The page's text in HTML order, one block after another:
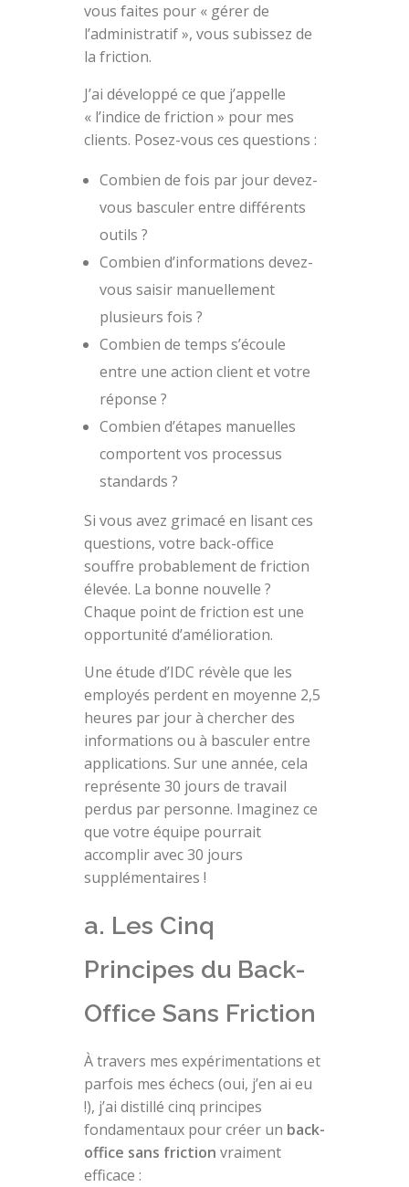
vous faites pour « gérer de
l’administratif », vous subissez de
la friction.
J’ai développé ce que j’appelle
« l’indice de friction » pour mes
clients. Posez-vous ces questions :
Combien de fois par jour devez-
vous basculer entre différents
outils ?
Combien d’informations devez-
vous saisir manuellement
plusieurs fois ?
Combien de temps s’écoule
entre une action client et votre
réponse ?
Combien d’étapes manuelles
comportent vos processus
standards ?
Si vous avez grimacé en lisant ces
questions, votre back-office
souffre probablement de friction
élevée. La bonne nouvelle ?
Chaque point de friction est une
opportunité d’amélioration.
Une étude d’IDC révèle que les
employés perdent en moyenne 2,5
heures par jour à chercher des
informations ou à basculer entre
applications. Sur une année, cela
représente 30 jours de travail
perdus par personne. Imaginez ce
que votre équipe pourrait
accomplir avec 30 jours
supplémentaires !
a. Les Cinq
Principes du Back-
Office Sans Friction
À travers mes expérimentations et
parfois mes échecs (oui, j’en ai eu
!), j’ai distillé cinq principes
fondamentaux pour créer un back-
office sans friction vraiment
efficace :